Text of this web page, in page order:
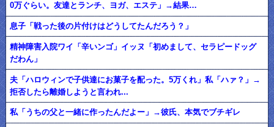
0万ぐらい。友達とランチ、ヨガ、エステ」→結果…
息子「戦った後の片付けはどうしてたんだろう？」
精神障害入院ワイ「辛いンゴ」イッヌ「初めまして、セラピードッグ
だわん」
夫「ハロウィンで子供達にお菓子を配った。5万くれ」私「ハァ？」→
拒否したら離婚しようと言われ...
私「うちの父と一緒に作ったんだよー」→彼氏、本気でブチギレ